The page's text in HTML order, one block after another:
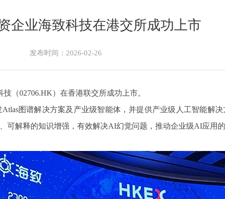
企业海致科技在港交所成功上市
发布时间：2026-02-26
02706.HK）在香港联交所成功上市。
图谱解决方案及产业级智能体，并提供产业级人工智能解决
解释的知识增强，有效解决AI幻觉问题，推动企业级AI应用的